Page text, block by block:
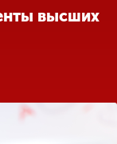
высших